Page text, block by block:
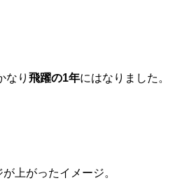
なり 飛躍の1年にはなりました。
上がったイメージ。